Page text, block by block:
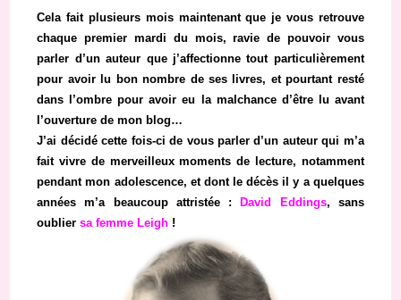
Cela fait plusieurs mois maintenant que je vous retrouve
chaque premier mardi du mois, ravie de pouvoir vous
parler d’un auteur que j’affectionne tout particulièrement
pour avoir lu bon nombre de ses livres, et pourtant resté
dans l’ombre pour avoir eu la malchance d’être lu avant
l’ouverture de mon blog…
J’ai décidé cette fois-ci de vous parler d’un auteur qui m’a
fait vivre de merveilleux moments de lecture, notamment
pendant mon adolescence, et dont le décès il y a quelques
années m’a beaucoup attristée :David Eddings, sans
oubliersa femme Leigh !